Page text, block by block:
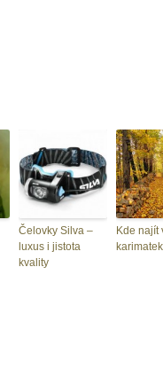
Čelovky Silva –
luxus i jistota
kvality
Kde najít